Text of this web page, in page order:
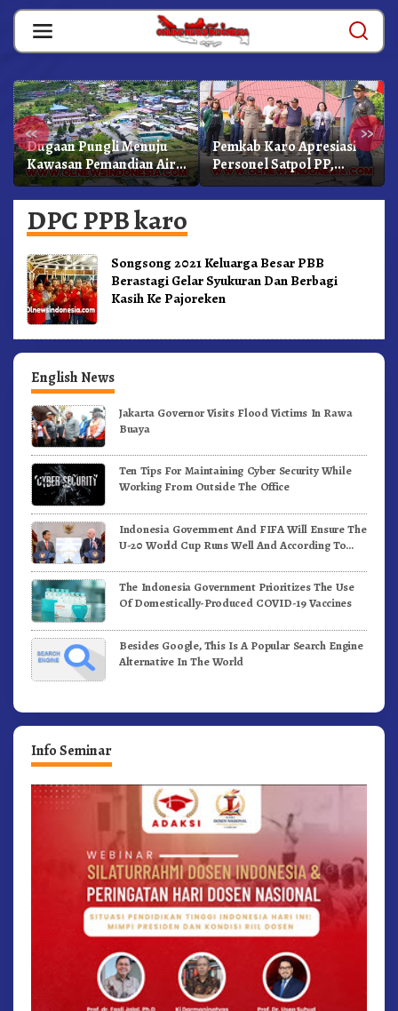
Skip
content
« »
Dugaan Pungli Menuju
Kawasan Pemandian Air
Panas Semangat Gunung
– Doulu Foto Dan
Videokan!
Pemkab Karo Apresiasi
Personel Satpol PP,
Linmas, Dan Pemadam
Kebakaran
DPC PPB karo
Songsong 2021 Keluarga Besar PBB
Berastagi Gelar Syukuran Dan Berbagi
Kasih Ke Pajoreken
English News
Jakarta Governor Visits Flood Victims In Rawa
Buaya
Ten Tips For Maintaining Cyber Security While
Working From Outside The Office
Indonesia Government And FIFA Will Ensure The
U-20 World Cup Runs Well And According To
The Indonesia Government Prioritizes The Use
Of Domestically-Produced COVID-19 Vaccines
Besides Google, This Is A Popular Search Engine
Alternative In The World
Info Seminar